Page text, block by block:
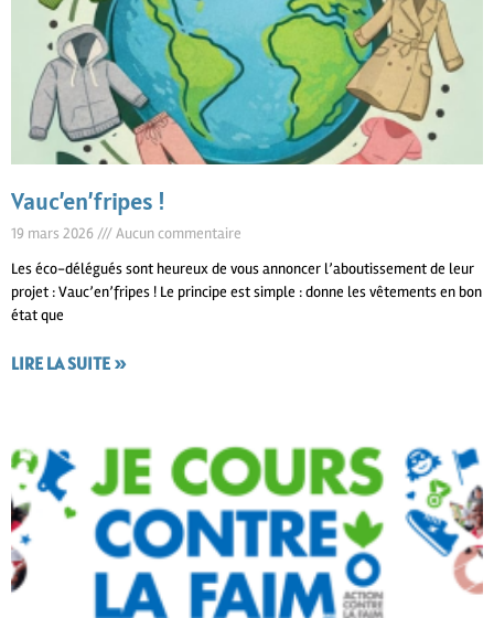
Vauc’en’fripes !
19 mars 2026
Aucun commentaire
Les éco-délégués sont heureux de vous annoncer l’aboutissement de leur
projet : Vauc’en’fripes ! Le principe est simple : donne les vêtements en bon
état que
LIRE LA SUITE »